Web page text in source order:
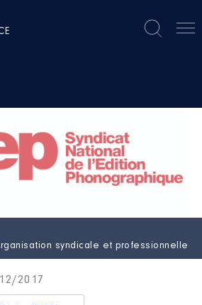
syndicale et professionnelle
2017